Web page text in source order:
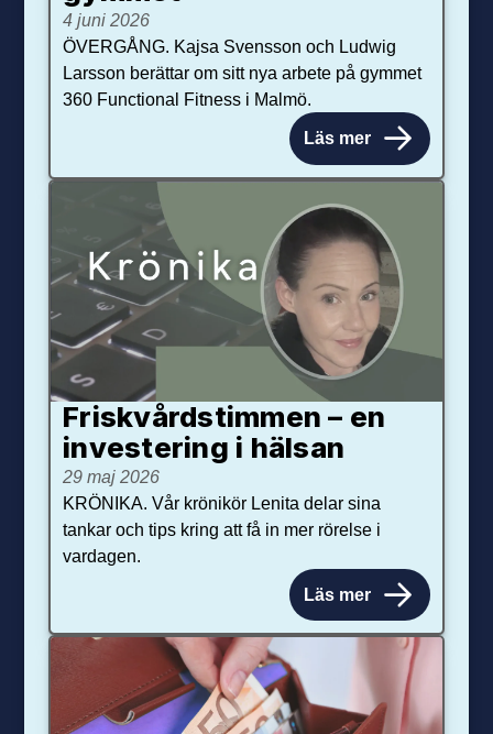
4 juni 2026
ÖVERGÅNG. Kajsa Svensson och Ludwig
Larsson berättar om sitt nya arbete på gymmet
360 Functional Fitness i Malmö.
Läs mer
Friskvårdstimmen – en
investering i hälsan
29 maj 2026
KRÖNIKA. Vår krönikör Lenita delar sina
tankar och tips kring att få in mer rörelse i
vardagen.
Läs mer